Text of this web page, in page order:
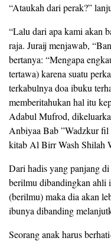
“Ataukah dari perak?”
“Lalu dari apa kami akan
raja. Juraij menjawab,
bertanya: “Mengapa
tertawa) karena suatu
terkabulnya doa ibuku
memberitahukan hal itu
Adabul Mufrod,
Anbiyaa Bab ”Wadzkur
kitab Al Birr Wash Shilah
Dari hadis yang panjang
berilmu dibandingkan ahli
(berilmu) maka dia akan
ibunya dibanding
Seorang anak harus